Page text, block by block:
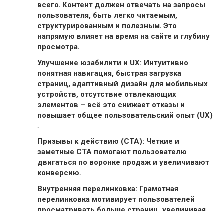
всего․ Контент должен отвечать на запросы
пользователя, быть легко читаемым,
структурированным и полезным․ Это
напрямую влияет на время на сайте и глубину
просмотра․
Улучшение юзабилити и UX: Интуитивно
понятная навигация, быстрая загрузка
страниц, адаптивный дизайн для мобильных
устройств, отсутствие отвлекающих
элементов – всё это снижает отказы и
повышает общее пользовательский опыт (UX)
․
Призывы к действию (CTA): Четкие и
заметные CTA помогают пользователю
двигаться по воронке продаж и увеличивают
конверсию․
Внутренняя перелинковка: Грамотная
перелинковка мотивирует пользователей